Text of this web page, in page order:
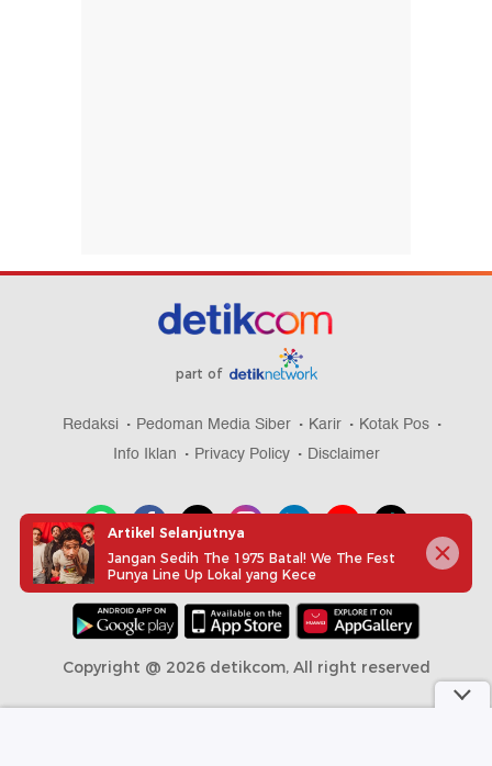
part of
Redaksi Pedoman Media Siber Karir
Kotak Pos
Info Iklan
Privacy Policy Disclaimer
Download aplikasi detikcom
Copyright @ 2026 detikcom, All right reserved
Artikel Selanjutnya
Jangan Sedih The 1975 Batal! We The Fest
Punya Line Up Lokal yang Kece